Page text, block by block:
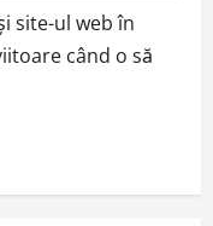
site-ul web în
când o să